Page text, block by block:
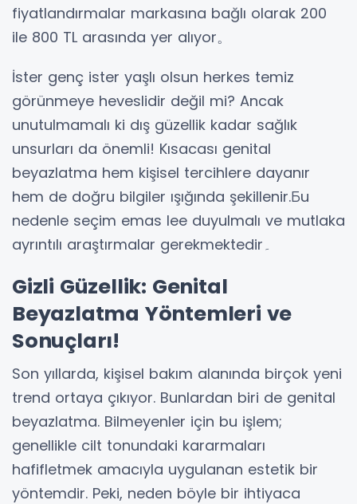
fiyatlandırmalar markasına bağlı olarak 200
ile 800 TL arasında yer alıyor。
İster genç ister yaşlı olsun herkes temiz
görünmeye heveslidir değil mi? Ancak
unutulmamalı ki dış güzellik kadar sağlık
unsurları da önemli! Kısacası genital
beyazlatma hem kişisel tercihlere dayanır
hem de doğru bilgiler ışığında şekillenir.Бu
nedenle seçim emas lee duyulmalı ve mutlaka
ayrıntılı araştırmalar gerekmektedir۔
Gizli Güzellik: Genital
Beyazlatma Yöntemleri ve
Sonuçları!
Son yıllarda, kişisel bakım alanında birçok yeni
trend ortaya çıkıyor. Bunlardan biri de genital
beyazlatma. Bilmeyenler için bu işlem;
genellikle cilt tonundaki kararmaları
hafifletmek amacıyla uygulanan estetik bir
yöntemdir. Peki, neden böyle bir ihtiyaca